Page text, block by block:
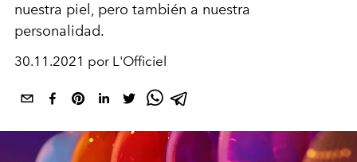
nuestra piel, pero también a nuestra
personalidad.
30.11.2021 por L'Officiel